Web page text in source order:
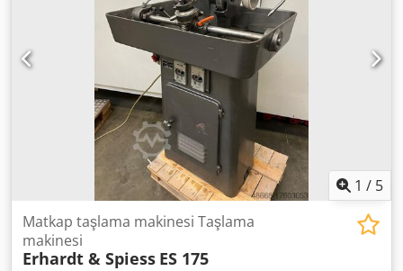
1 / 5
Matkap taşlama makinesi Taşlama
makinesi
Erhardt & Spiess ES 175